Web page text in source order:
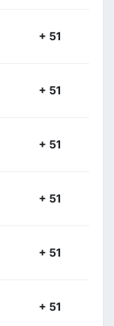
+ 51
+ 51
+ 51
+ 51
+ 51
+ 51